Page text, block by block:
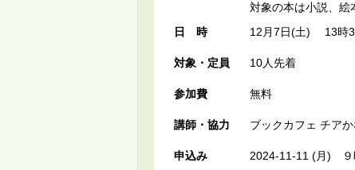
対象の本は小説、絵
日時
12月7日(土) 13時
対象・定員 10人先着
参加費 無料
講師・協力 ブックカフェ チアか
申込み 2024-11-11 (月) ９